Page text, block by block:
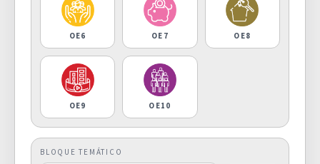
OE6 OE7 OE8
OE9 OE10
BLOQUE TEMÁTICO